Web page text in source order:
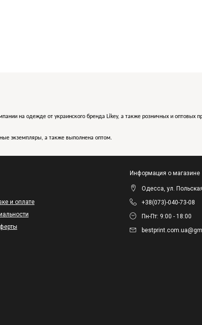
на одежде от украинского бренда Likey, а также розничных и оптовых
экземпляры, а также выполнена оптом.
и оплате
Информация о магазине
Одесса, ул.
+38(073)-040-73-08
Пн-Пт: 9:00 - 18:00